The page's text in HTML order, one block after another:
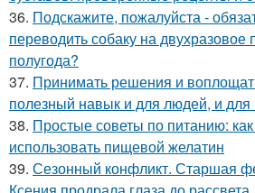
36. Подскажите, пожалуйста -
переводить собаку на двухразовое
полугода?
37. Принимать решения и
полезный навык и для людей, и для
38. Простые советы по питанию:
использовать пищевой желатин
39. Сезонный конфликт. Старшая